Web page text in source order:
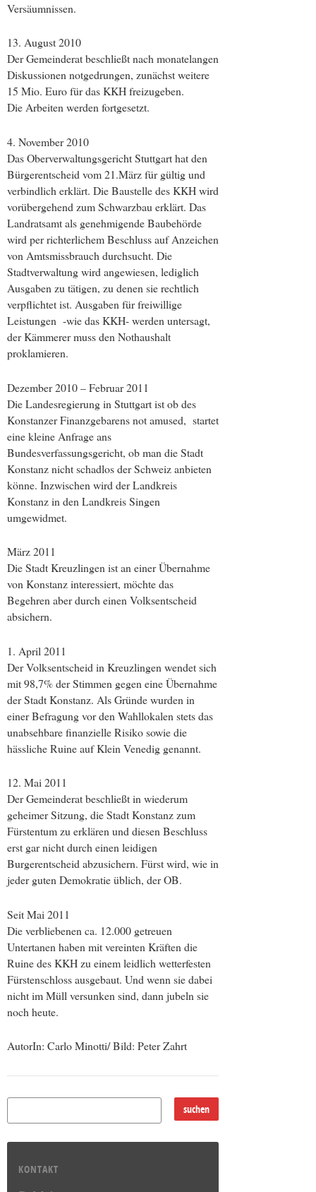
Versäumnissen.
13. August 2010
Der Gemeinderat beschließt nach monatelangen
Diskussionen notgedrungen, zunächst weitere
15 Mio. Euro für das KKH freizugeben.
Die Arbeiten werden fortgesetzt.
4. November 2010
Das Oberverwaltungsgericht Stuttgart hat den
Bürgerentscheid vom 21.März für gültig und
verbindlich erklärt. Die Baustelle des KKH wird
vorübergehend zum Schwarzbau erklärt. Das
Landratsamt als genehmigende Baubehörde
wird per richterlichem Beschluss auf Anzeichen
von Amtsmissbrauch durchsucht. Die
Stadtverwaltung wird angewiesen, lediglich
Ausgaben zu tätigen, zu denen sie rechtlich
verpflichtet ist. Ausgaben für freiwillige
Leistungen -wie das KKH- werden untersagt,
der Kämmerer muss den Nothaushalt
proklamieren.
Dezember 2010 – Februar 2011
Die Landesregierung in Stuttgart ist ob des
Konstanzer Finanzgebarens not amused, startet
eine kleine Anfrage ans
Bundesverfassungsgericht, ob man die Stadt
Konstanz nicht schadlos der Schweiz anbieten
könne. Inzwischen wird der Landkreis
Konstanz in den Landkreis Singen
umgewidmet.
März 2011
Die Stadt Kreuzlingen ist an einer Übernahme
von Konstanz interessiert, möchte das
Begehren aber durch einen Volksentscheid
absichern.
1. April 2011
Der Volksentscheid in Kreuzlingen wendet sich
mit 98,7% der Stimmen gegen eine Übernahme
der Stadt Konstanz. Als Gründe wurden in
einer Befragung vor den Wahllokalen stets das
unabsehbare finanzielle Risiko sowie die
hässliche Ruine auf Klein Venedig genannt.
12. Mai 2011
Der Gemeinderat beschließt in wiederum
geheimer Sitzung, die Stadt Konstanz zum
Fürstentum zu erklären und diesen Beschluss
erst gar nicht durch einen leidigen
Burgerentscheid abzusichern. Fürst wird, wie in
jeder guten Demokratie üblich, der OB.
Seit Mai 2011
Die verbliebenen ca. 12.000 getreuen
Untertanen haben mit vereinten Kräften die
Ruine des KKH zu einem leidlich wetterfesten
Fürstenschloss ausgebaut. Und wenn sie dabei
nicht im Müll versunken sind, dann jubeln sie
noch heute.
AutorIn: Carlo Minotti/ Bild: Peter Zahrt
KONTAKT